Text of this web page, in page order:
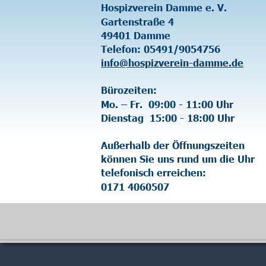
Hospizverein Damme e. V.
Gartenstraße 4
49401 Damme
Telefon: 05491/9054756
info@hospizverein-damme.de
Bürozeiten:
Mo. – Fr.  09:00 - 11:00 Uhr
Dienstag  15:00 - 18:00 Uhr
Außerhalb der Öffnungszeiten
können Sie uns rund um die Uhr
telefonisch erreichen:
0171 4060507